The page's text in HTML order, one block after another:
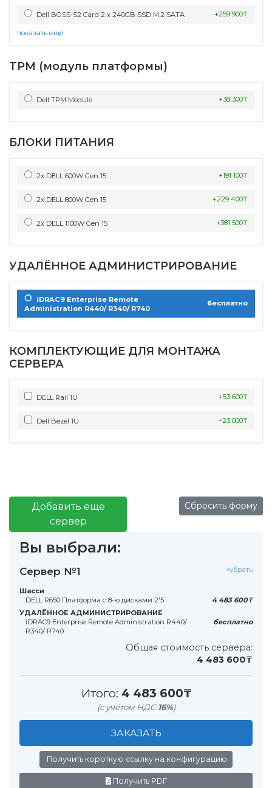
Dell BOSS-S2 Card 2 x 240GB SSD M.2 SATA +259 900₸
показать ещё
TPM (модуль платформы)
Dell TPM Module +38 300₸
БЛОКИ ПИТАНИЯ
2x DELL 600W Gen 15 +191 100₸
2x DELL 800W Gen 15 +229 400₸
2x DELL 1100W Gen 15 +381 500₸
УДАЛЁННОЕ АДМИНИСТРИРОВАНИЕ
iDRAC9 Enterprise Remote
Administration R440/ R340/ R740
бесплатно
КОМПЛЕКТУЮЩИЕ ДЛЯ МОНТАЖА
СЕРВЕРА
DELL Rail 1U +53 600₸
Dell Bezel 1U +23 000₸
Добавить ещё
сервер
Сбросить форму
Вы выбрали:
Сервер №1 ×убрать
Шасси
DELL R650 Платформа с 8-ю дисками 2'5
4 483 600₸
УДАЛЁННОЕ АДМИНИСТРИРОВАНИЕ
iDRAC9 Enterprise Remote Administration R440/
R340/ R740
бесплатно
Общая стоимость сервера:
4 483 600₸
Итого: 4 483 600₸
(с учётом НДС 16%)
ЗАКАЗАТЬ
Получить короткую ссылку на конфигурацию
Получить PDF